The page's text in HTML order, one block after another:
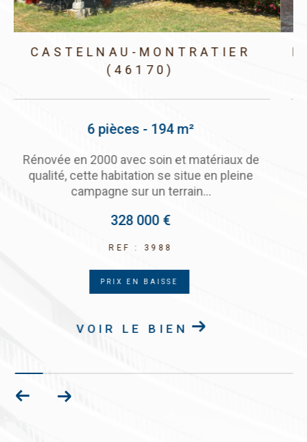
MONTCUQ-EN-QUERCY-BLANC
(46800)
6 pièces - 154 m²
Maison traditionnelle construite en 1985 avec
son jardin arboré. La maison d'une surface
habitable de 154 m²se...
299 000 €
REF : 3995
EXCLUSIVITÉ PRIX EN BAISSE
VOIR LE BIEN